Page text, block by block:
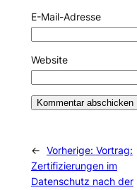
E-Mail-Adresse
Website
← Vorherige: Vortrag:
Zertifizierungen im
Datenschutz nach der